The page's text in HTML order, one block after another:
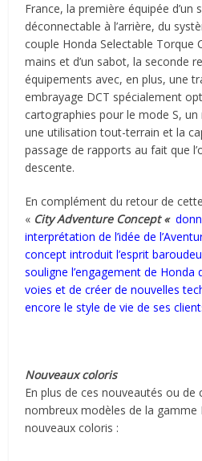
France, la première équipée d’un
déconnectable à l’arrière, du
couple Honda Selectable Torque
mains et d’un sabot, la seconde
équipements avec, en plus, une
embrayage DCT spécialement
cartographies pour le mode S,
une utilisation tout-terrain et la
passage de rapports au fait que
descente.
En complément du retour de
« City Adventure Concept «
interprétation de l’idée de
concept introduit l’esprit
souligne l’engagement de Honda
voies et de créer de nouvelles
encore le style de vie de ses
Nouveaux coloris
En plus de ces nouveautés ou de
nombreux modèles de la
nouveaux coloris :